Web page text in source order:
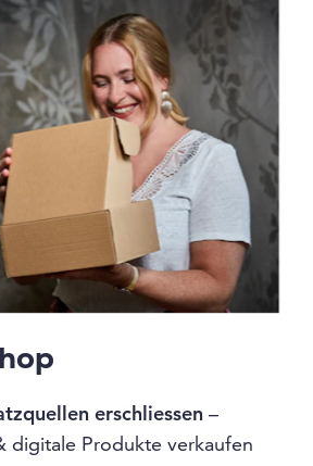
erschliessen –
digitale Produkte verkaufen